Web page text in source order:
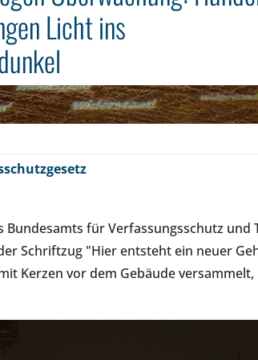
Licht ins
Bundesamts für Verfassungsschutz
Schriftzug "Hier entsteht ein neuer
Kerzen vor dem Gebäude